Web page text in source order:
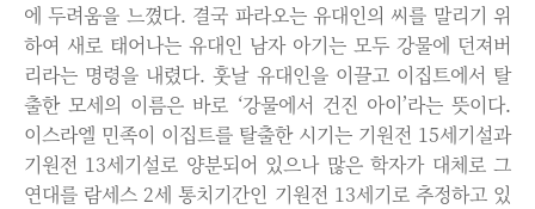
에 두려움을 느꼈다. 결국 파라오는 유대인의 씨를 말리기 위
하여 새로 태어나는 유대인 남자 아기는 모두 강물에 던져버
리라는 명령을 내렸다. 훗날 유대인을 이끌고 이집트에서 탈
출한 모세의 이름은 바로 ‘강물에서 건진 아이’라는 뜻이다.
이스라엘 민족이 이집트를 탈출한 시기는 기원전 15세기설과
기원전 13세기설로 양분되어 있으나 많은 학자가 대체로 그
연대를 람세스 2세 통치기간인 기원전 13세기로 추정하고 있